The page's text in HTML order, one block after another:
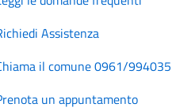
Assistenza
il comune 0961/994035
un appuntamento